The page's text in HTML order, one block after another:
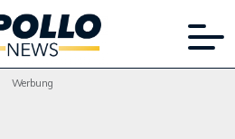
Werbung